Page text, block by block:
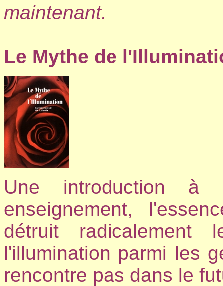
maintenant.
Le Mythe de
Une introduction à
enseignement,
détruit radicalement
l'illumination parmi les
rencontre pas dans le